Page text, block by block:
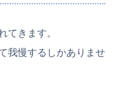
てきます。
我慢するしかありませ